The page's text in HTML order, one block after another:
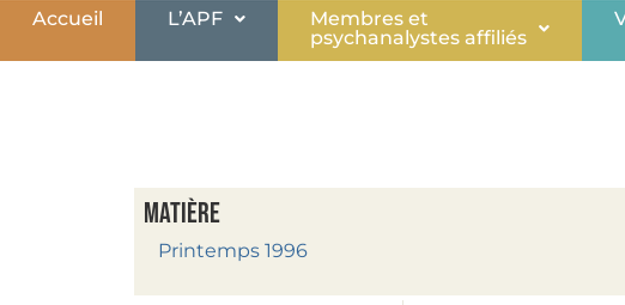
Accueil L’APF
Membres et
psychanalystes affiliés
Matière
Printemps 1996